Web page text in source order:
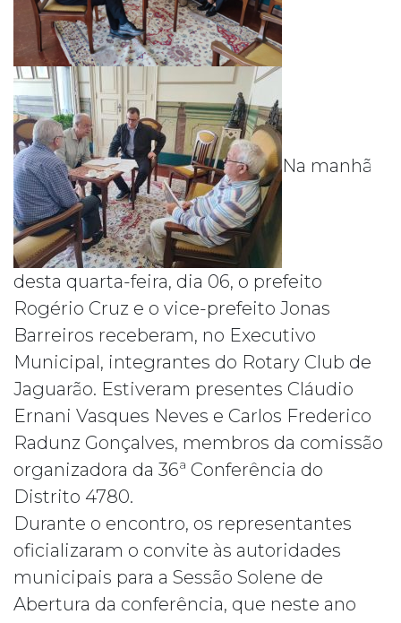
Na manhã
desta quarta-feira, dia 06, o prefeito
Rogério Cruz e o vice-prefeito Jonas
Barreiros receberam, no Executivo
Municipal, integrantes do Rotary Club de
Jaguarão. Estiveram presentes Cláudio
Ernani Vasques Neves e Carlos Frederico
Radunz Gonçalves, membros da comissão
organizadora da 36ª Conferência do
Distrito 4780.
Durante o encontro, os representantes
oficializaram o convite às autoridades
municipais para a Sessão Solene de
Abertura da conferência, que neste ano